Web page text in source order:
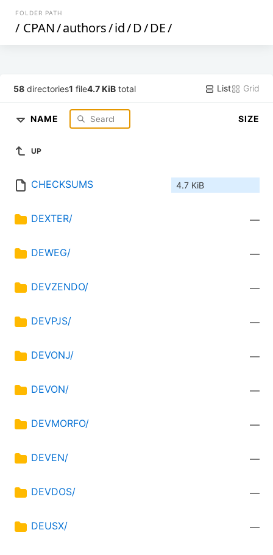
FOLDER PATH
/ CPAN/authors/id/D/DE/
58 directories1 file4.7 KiB total List Grid
NAME SIZE
UP
CHECKSUMS 4.7 KiB
DEXTER/ —
DEWEG/ —
DEVZENDO/ —
DEVPJS/ —
DEVONJ/ —
DEVON/ —
DEVMORFO/ —
DEVEN/ —
DEVDOS/ —
DEUSX/ —